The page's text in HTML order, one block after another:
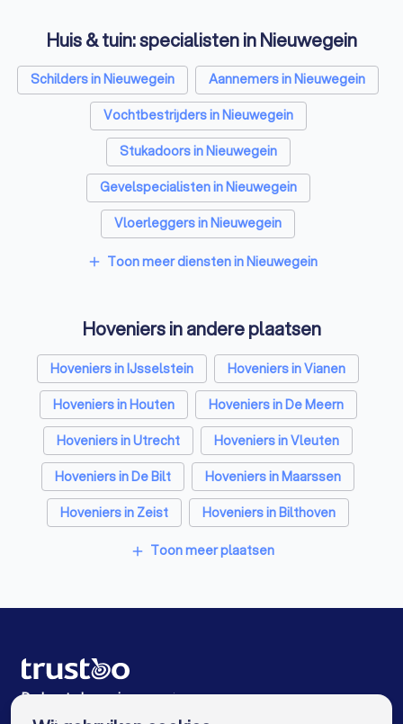
Huis & tuin: specialisten in Nieuwegein
Schilders in Nieuwegein
Aannemers in Nieuwegein
Vochtbestrijders in Nieuwegein
Stukadoors in Nieuwegein
Gevelspecialisten in Nieuwegein
Vloerleggers in Nieuwegein
Elektriciens in Nieuwegein
Ongediertebestrijders in Nieuwegein
Architecten in Nieuwegein
Zonwering specialisten in Nieuwegein
Badkamer installateurs in Nieuwegein
Traprenovatie bedrijven in Nieuwegein
Schoorsteenvegers in Nieuwegein
Hekwerkspecialisten in Nieuwegein
Stoffeerders in Nieuwegein
add Toon meer diensten in Nieuwegein
Hoveniers in andere plaatsen
Hoveniers in IJsselstein
Hoveniers in Vianen
Hoveniers in Houten
Hoveniers in De Meern
Hoveniers in Utrecht
Hoveniers in Vleuten
Hoveniers in De Bilt
Hoveniers in Maarssen
Hoveniers in Zeist
Hoveniers in Bilthoven
Hoveniers in Amsterdam
Hoveniers in Rotterdam
Hoveniers in Almere
Hoveniers in Nijmegen
Hoveniers in Enschede
add Toon meer plaatsen
De beste hoveniers voor jou